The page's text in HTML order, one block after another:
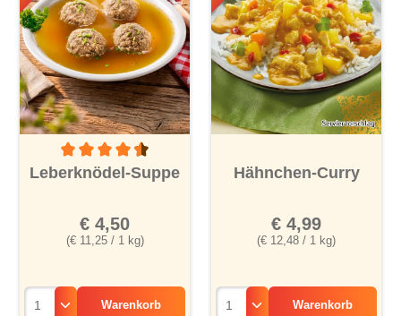
Durchschnittliche Bewertung von 4.5 von 5 Sternen
Leberknödel-Suppe
(€ 11,25 / 1 kg)
€ 4,50
Warenkorb
Hähnchen-Curry
(€ 12,48 / 1 kg)
€ 4,99
Warenkorb